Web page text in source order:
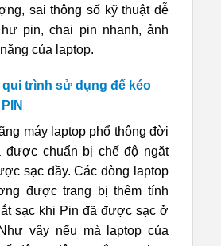
sai thông số kỹ thuật dễ
pin, chai pin nhanh, ảnh
của laptop.
trình sử dụng để kéo
máy laptop phổ thông đời
được chuẩn bị chế độ ngăt
sạc đầy. Các dòng laptop
được trang bị thêm tính
sạc khi Pin đã được sạc ở
vậy nếu mà laptop của